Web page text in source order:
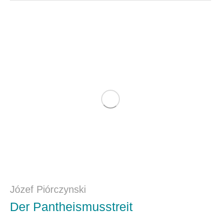
Józef Piórczynski
Der Pantheismusstreit